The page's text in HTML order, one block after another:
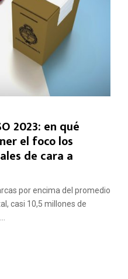
2023: en qué
el foco los
de cara a
por encima del promedio
casi 10,5 millones de